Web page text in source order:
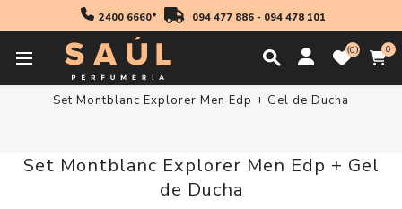
2400 6660* 094 477 886- 094 478 101
0 0
Inicio
Set Montblanc Explorer Men Edp + Gel de Ducha
Set Montblanc Explorer Men Edp + Gel
de Ducha